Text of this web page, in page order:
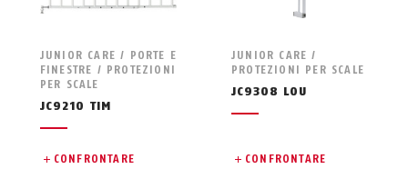
JUNIOR CARE / PORTE E
FINESTRE / PROTEZIONI
PER SCALE
JC9210 TIM
CONFRONTARE
JUNIOR CARE /
PROTEZIONI PER SCALE
JC9308 LOU
CONFRONTARE